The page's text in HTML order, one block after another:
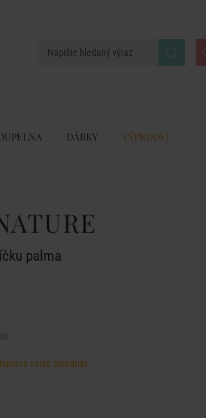
DÁRKY VÝPRODEJ
palma
nelze objednat